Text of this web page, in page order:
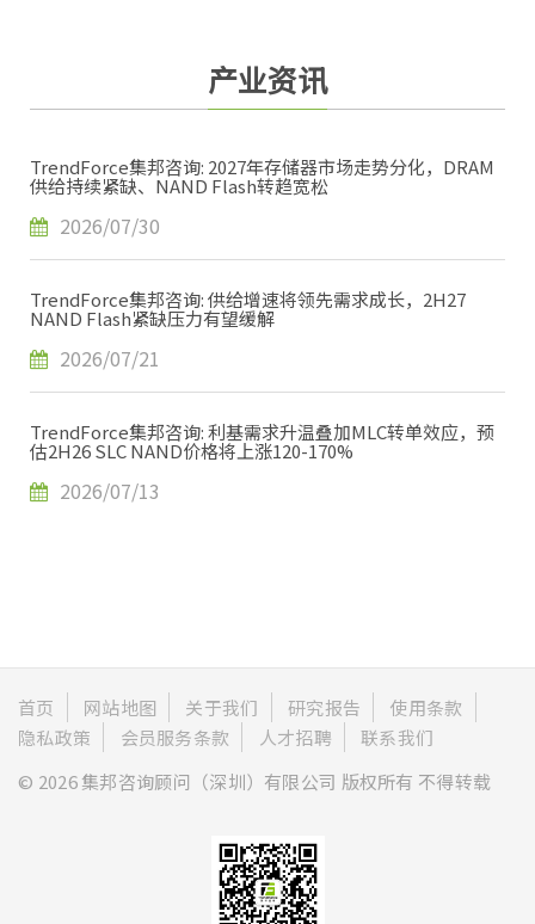
产业资讯
TrendForce集邦咨询: 2027年存储器市场走势分化，DRAM
供给持续紧缺、NAND Flash转趋宽松
2026/07/30
TrendForce集邦咨询: 供给增速将领先需求成长，2H27
NAND Flash紧缺压力有望缓解
2026/07/21
TrendForce集邦咨询: 利基需求升温叠加MLC转单效应，预
估2H26 SLC NAND价格将上涨120-170%
2026/07/13
首页 网站地图 关于我们 研究报告
使用条款
隐私政策
会员服务条款 人才招聘
联系我们
© 2026 集邦咨询顾问（深圳）有限公司 版权所有 不得转载